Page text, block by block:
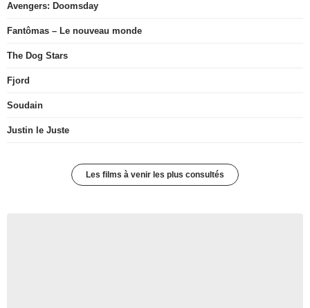
Avengers: Doomsday
Fantômas – Le nouveau monde
The Dog Stars
Fjord
Soudain
Justin le Juste
Les films à venir les plus consultés